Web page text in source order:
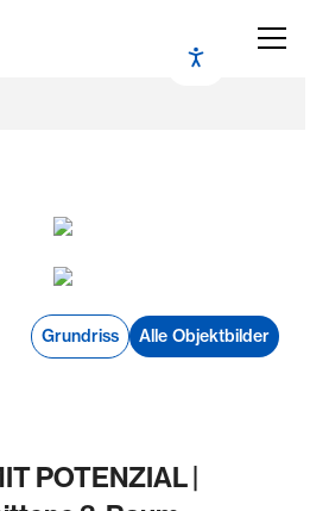
Grundriss Alle Objektbilder
POTENZIAL |